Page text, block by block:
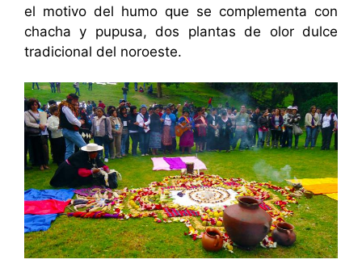
el motivo del humo que se complementa con
chacha y pupusa, dos plantas de olor dulce
tradicional del noroeste.